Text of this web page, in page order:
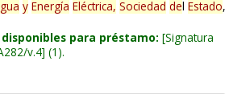
y Energía Eléctrica, Sociedad del Estado,
para préstamo: Signatura
v.4 (1).